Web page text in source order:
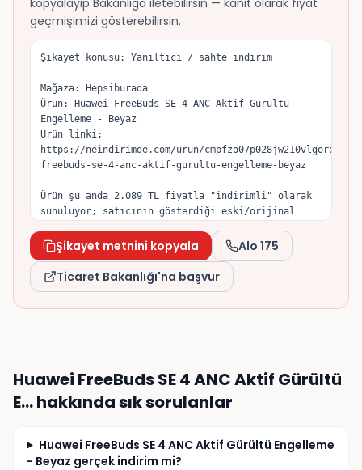
kopyalayıp Bakanlığa iletebilirsin — kanıt olarak fiyat
geçmişimizi gösterebilirsin.
Şikayet konusu: Yanıltıcı / sahte indirim
Mağaza: Hepsiburada
Ürün: Huawei FreeBuds SE 4 ANC Aktif Gürültü
Engelleme - Beyaz
Ürün linki:
https://neindirimde.com/urun/cmpfzo07p028jw210vlgorqvf/
freebuds-se-4-anc-aktif-gurultu-engelleme-beyaz
Ürün şu anda 2.089 TL fiyatla "indirimli" olarak
sunuluyor; satıcının gösterdiği eski/orijinal
ürün son dönemde 1.799 TL seviyesine kadar
düşmüştü, dolayısıyla indirim öncesi referans
fiyatın yapay olarak yükseltildiğini düşünüyorum.
talep ederim.
Şikayet metnini kopyala
Alo 175
Ticaret Bakanlığı'na başvur
Huawei FreeBuds SE 4 ANC Aktif Gürültü
E…hakkında sık sorulanlar
Huawei FreeBuds SE 4 ANC Aktif Gürültü Engelleme
- Beyaz gerçek indirim mi?